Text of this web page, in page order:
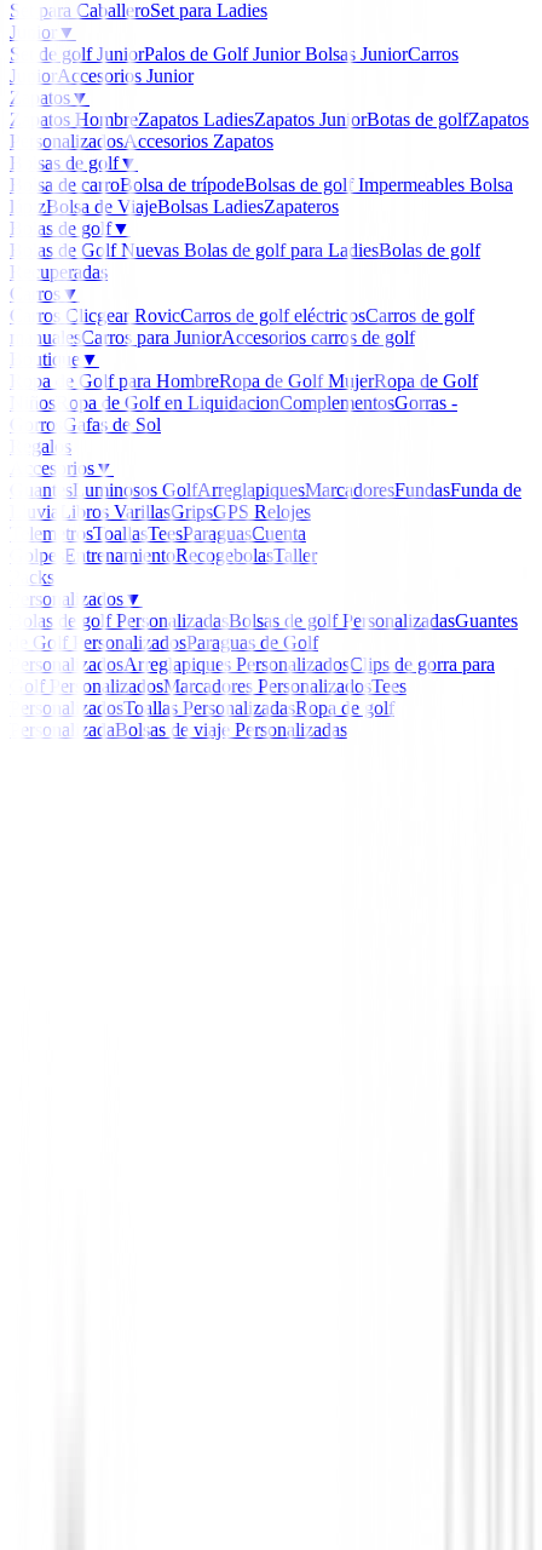
Set para CaballeroSet para Ladies
Junior▼
Set de golf JuniorPalos de Golf JuniorBolsas JuniorCarros
JuniorAccesorios Junior
Zapatos▼
Zapatos HombreZapatos LadiesZapatos JuniorBotas de golfZapatos
PersonalizadosAccesorios Zapatos
Bolsas de golf▼
Bolsa de carroBolsa de trípodeBolsas de golf Impermeables Bolsa
lápizBolsa de ViajeBolsas LadiesZapateros
Bolas de golf▼
Bolas de Golf Nuevas Bolas de golf para LadiesBolas de golf
Recuperadas
Carros ▼
Carros Clicgear RovicCarros de golf eléctricosCarros de golf
manualesCarros para JuniorAccesorios carros de golf
Boutique ▼
Ropa de Golf para HombreRopa de Golf MujerRopa de Golf
Niños Ropa de Golf en LiquidacionComplementosGorras -
Gorros
Gafas de Sol
Regalos
Accesorios▼
GuantesLuminosos GolfArreglapiquesMarcadoresFundasFunda de
Lluvia
Libros VarillasGripsGPS Relojes
TelemetrosToallasTeesParaguasCuenta
Golpes EntrenamientoRecogebolasTaller
Packs
Personalizados▼
Bolas de golf PersonalizadasBolsas de golf PersonalizadasGuantes
de Golf PersonalizadosParaguas de Golf
PersonalizadosArreglapiques PersonalizadosClips de gorra para
Golf PersonalizadosMarcadores PersonalizadosTees
PersonalizadosToallas PersonalizadasRopa de golf
PersonalizadaBolsas de viaje Personalizadas